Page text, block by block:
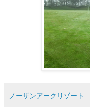
ノーザンアークリゾート